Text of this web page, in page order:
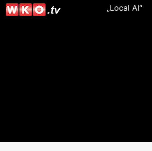
„Local AI“